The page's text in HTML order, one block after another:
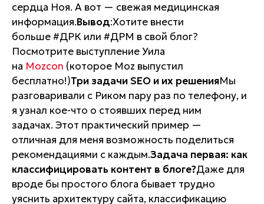
сердца Ноя. А вот — свежая медицинская
информация.Вывод:Хотите внести
больше #ДРК или #ДРМ в свой блог?
Посмотрите выступление Уила
на Mozcon (которое Moz выпустил
бесплатно!)Три задачи SEO и их решенияМы
разговаривали с Риком пару раз по телефону, и
я узнал кое-что о стоявших перед ним
задачах. Этот практический пример —
отличная для меня возможность поделиться
рекомендациями с каждым.Задача первая: как
классифицировать контент в блоге?Даже для
вроде бы простого блога бывает трудно
уяснить архитектуру сайта, классификацию